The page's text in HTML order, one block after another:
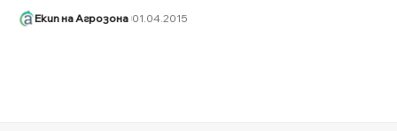
Екип на Агрозона 01.04.2015